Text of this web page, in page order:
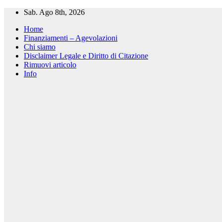
Salta
contenuto
Sab. Ago 8th, 2026
Home
Finanziamenti – Agevolazioni
Chi siamo
Disclaimer Legale e Diritto di Citazione
Rimuovi articolo
Info